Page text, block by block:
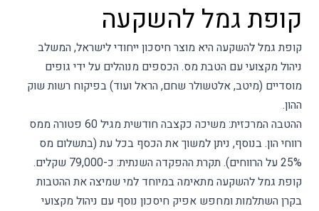
קופת גמל להשקעה
קופת גמל להשקעה היא מוצר חיסכון ייחודי לישראל, המשלב
ניהול מקצועי עם הטבת מס. הכספים מנוהלים על ידי גופים
מוסדיים (מיטב, אלטשולר שחם, הראל ועוד) בפיקוח רשות שוק
ההון.
ההטבה המרכזית: משיכה כקצבה חודשית מגיל 60 פטורה ממס
רווחי הון. בנוסף, ניתן למשוך את הכסף בכל עת (בתשלום מס
25% על הרווחים). תקרת ההפקדה השנתית: כ-79,000 שקלים.
קופת גמל להשקעה מתאימה במיוחד למי שמיצה את ההטבות
בקרן השתלמות ומחפש אפיק חיסכון נוסף עם ניהול מקצועי